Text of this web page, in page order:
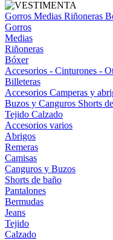
Gorros Medias Riñoneras
Gorros
Medias
Riñoneras
Bóxer
Accesorios - Cinturones -
Billeteras
Accesorios Camperas y
Buzos y Canguros Shorts
Tejido Calzado
Accesorios varios
Abrigos
Remeras
Camisas
Canguros y Buzos
Shorts de baño
Pantalones
Bermudas
Jeans
Tejido
Calzado